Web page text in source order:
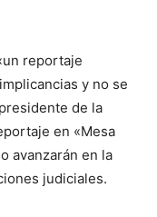
reportaje
y no se
de la
en «Mesa
avanzarán en la
judiciales.